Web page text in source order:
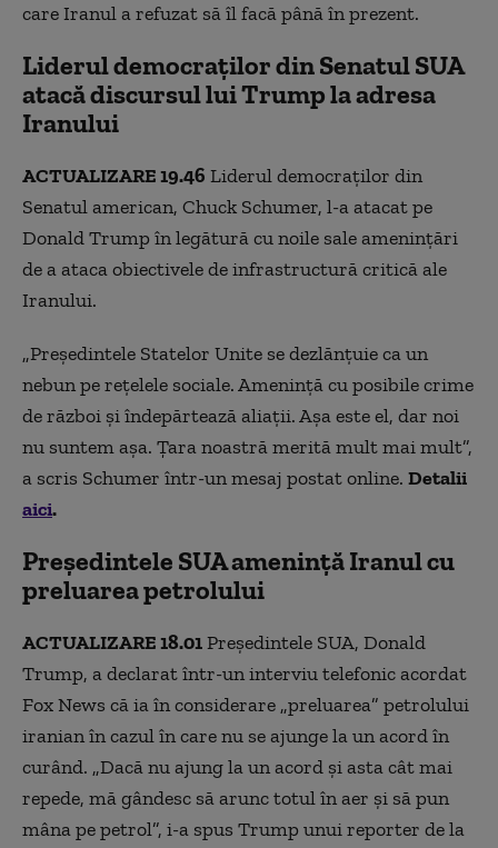
care Iranul a refuzat să îl facă până în prezent.
Liderul democraților din Senatul SUA
atacă discursul lui Trump la adresa
Iranului
ACTUALIZARE 19.46 Liderul democraților din
Senatul american, Chuck Schumer, l-a atacat pe
Donald Trump în legătură cu noile sale amenințări
de a ataca obiectivele de infrastructură critică ale
Iranului.
„Președintele Statelor Unite se dezlănțuie ca un
nebun pe rețelele sociale. Amenință cu posibile crime
de război și îndepărtează aliații. Așa este el, dar noi
nu suntem așa. Țara noastră merită mult mai mult”,
a scris Schumer într-un mesaj postat online. Detalii
aici.
Președintele SUA amenință Iranul cu
preluarea petrolului
ACTUALIZARE 18.01Președintele SUA, Donald
Trump, a declarat într-un interviu telefonic acordat
Fox News că ia în considerare „preluarea” petrolului
iranian în cazul în care nu se ajunge la un acord în
curând. „Dacă nu ajung la un acord și asta cât mai
repede, mă gândesc să arunc totul în aer și să pun
mâna pe petrol”, i-a spus Trump unui reporter de la